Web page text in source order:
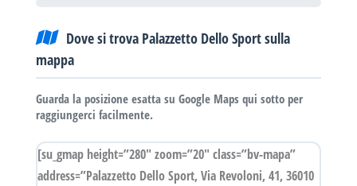
Dove si trova Palazzetto Dello Sport sulla
mappa
Guarda la posizione esatta su Google Maps qui sotto per
raggiungerci facilmente.
[su_gmap height=”280″ zoom=”20″ class=”bv-mapa”
address=”Palazzetto Dello Sport, Via Revoloni, 41, 36010